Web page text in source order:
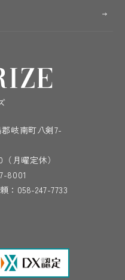
岐南町八剣7-
月曜定休）
8001
： 058-247-7733